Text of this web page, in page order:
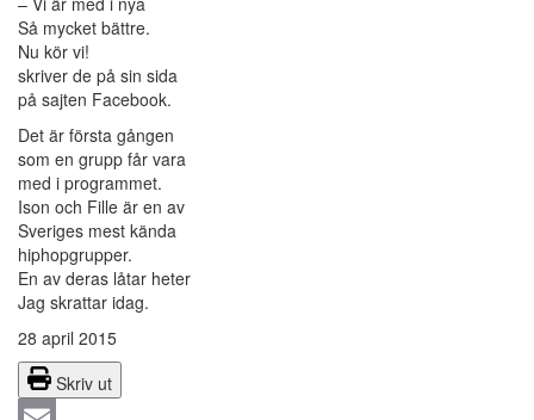
Så mycket bättre.
Nu kör vi!
skriver de på sin sida
på sajten Facebook.
Det är första gången
som en grupp får vara
med i programmet.
Ison och Fille är en av
Sveriges mest kända
hiphopgrupper.
En av deras låtar heter
Jag skrattar idag.
28 april 2015
Skriv ut